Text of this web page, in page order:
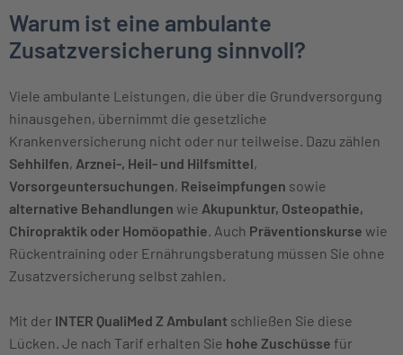
Warum ist eine ambulante
Zusatzversicherung sinnvoll?
Viele ambulante Leistungen, die über die Grundversorgung
hinausgehen, übernimmt die gesetzliche
Krankenversicherung nicht oder nur teilweise. Dazu zählen
Sehhilfen, Arznei-, Heil- und Hilfsmittel,
Vorsorgeuntersuchungen, Reiseimpfungen sowie
alternative Behandlungen wie Akupunktur, Osteopathie,
Chiropraktik oder Homöopathie . Auch Präventionskurse wie
Rückentraining oder Ernährungsberatung müssen Sie ohne
Zusatzversicherung selbst zahlen.
Mit der INTER QualiMed Z Ambulant schließen Sie diese
Lücken. Je nach Tarif erhalten Sie hohe Zuschüsse für